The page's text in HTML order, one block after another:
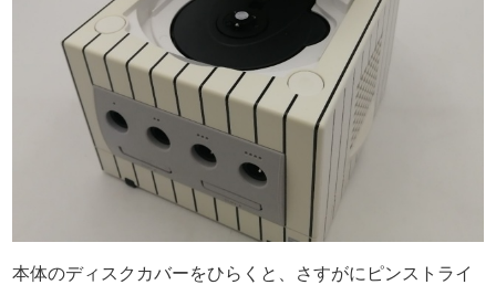
本体のディスクカバーをひらくと、さすがにピンストライ